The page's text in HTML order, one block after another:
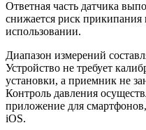
Ответная часть датчика
снижается риск
использовании.
Диапазон измерений
Устройство не требует
установки, а приемник не
Контроль давления
приложение для
iOS.